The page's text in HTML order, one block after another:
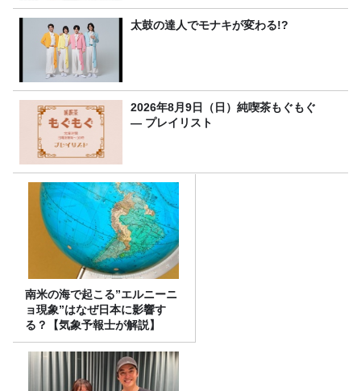
太鼓の達人でモナキが変わる!?
2026年8月9日（日）純喫茶もぐもぐ
― プレイリスト
南米の海で起こる”エルニーニ
ョ現象”はなぜ日本に影響す
る？【気象予報士が解説】